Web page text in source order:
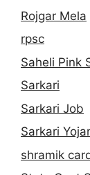
Rojgar Mela
rpsc
Saheli Pink
Sarkari
Sarkari Job
Sarkari
shramik